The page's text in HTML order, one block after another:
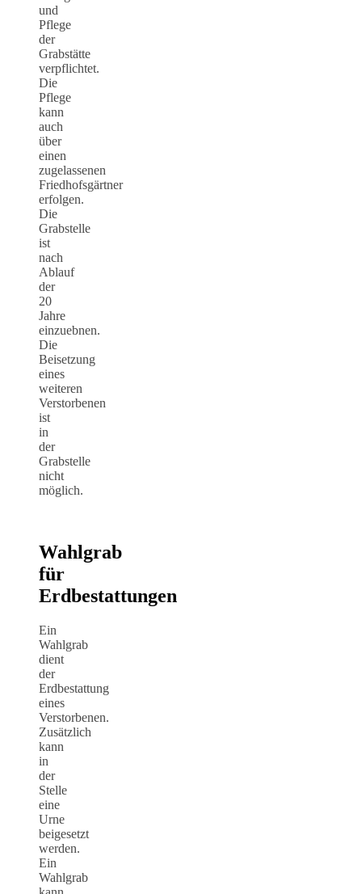
und
Pflege
der
Grabstätte
verpflichtet.
Die
Pflege
kann
auch
über
einen
zugelassenen
Friedhofsgärtner
erfolgen.
Die
Grabstelle
ist
nach
Ablauf
der
20
Jahre
einzuebnen.
Die
Beisetzung
eines
weiteren
Verstorbenen
ist
in
der
Grabstelle
nicht
möglich.
Wahlgrab
für
Erdbestattungen
Ein
Wahlgrab
dient
der
Erdbestattung
eines
Verstorbenen.
Zusätzlich
kann
in
der
Stelle
eine
Urne
beigesetzt
werden.
Ein
Wahlgrab